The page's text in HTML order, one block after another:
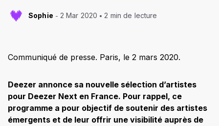
Sophie 2 Mar 2020 2 min de lecture
Communiqué de presse. Paris, le 2 mars 2020.
Deezer annonce sa nouvelle sélection d’artistes
pour Deezer Next en France. Pour rappel, ce
programme a pour objectif de soutenir des artistes
émergents et de leur offrir une visibilité auprès de